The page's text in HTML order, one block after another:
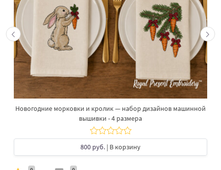
Новогодние морковки и кролик — набор дизайнов машинной
вышивки - 4 размера
800 руб. | В корзину